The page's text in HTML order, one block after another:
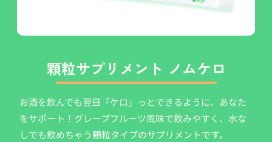
顆粒サプリメント ノムケロ
お酒を飲んでも翌日「ケロ」っとできるように、あなた
をサポート！グレープフルーツ風味で飲みやすく、水な
しでも飲めちゃう顆粒タイプのサプリメントです。